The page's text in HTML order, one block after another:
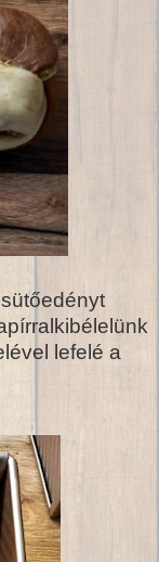
lefelé a